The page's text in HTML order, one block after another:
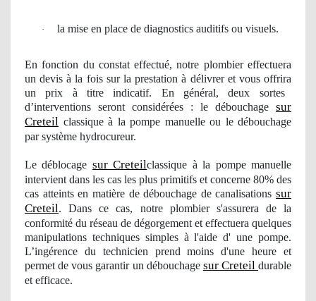
· la mise en place de diagnostics auditifs ou visuels.
En fonction du constat effectué, notre plombiereffectuera
un devis à la fois sur la prestation à délivrer et vous offrira
unprix à titreindicatif. En général, deux sortes
d’interventions seront considérées : le débouchage sur
Creteil classique à la pompe manuelle ou le débouchage
par système hydrocureur.
Le déblocage sur Creteilclassique à la pompe manuelle
intervient dans les cas les plus primitifs et concerne 80% des
cas atteints en matière de débouchage de canalisations sur
Creteil. Dans ce cas, notre plombiers'assurera de la
conformité du réseau de dégorgement et effectuera quelques
manipulations techniques simples à l'aide d' une pompe.
L’ingérence du technicien prend moins d'une heure et
permet de vous garantirun débouchage sur Creteil durable
et efficace.